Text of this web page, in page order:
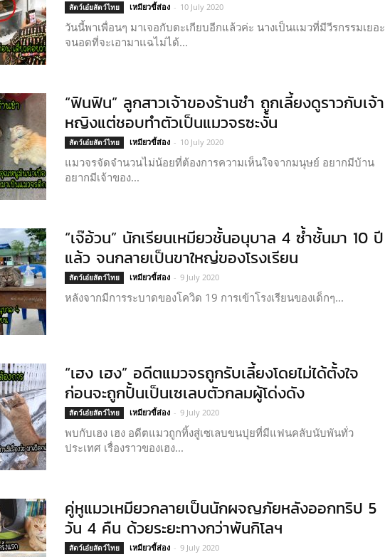
สัตว์เอ๋ยสัตว์ไทย เหมียวขี้ส่อง - 10 July 2020
วันนี้พาเพื่อนๆ มาเจอกับตะเกียบอีกแล้วค่ะ นางเป็นแมวที่มีวีรกรรมเยอะ
จนอดที่จะเอามาแฉไม่ได้...
“ฟินฟิน” ลูกสาวเจ้าของร้านชำ ถูกเลี้ยงดูราวกับเจ้า
หญิงแต่ชอบทำตัวเป็นแมวจรซะงั้น
สัตว์เอ๋ยสัตว์ไทย เหมียวขี้ส่อง - 10 July 2020
แมวจรจัดจำนวนไม่น้อยที่ต้องการความเห็นใจจากมนุษย์ อยากมีบ้าน
อยากมีเจ้าของ...
“เจ๊อ้วน” นักเรียนเหมียวชั้นอนุบาล 4 ซ้ำชั้นมา 10 ปี
แล้ว จนกลายเป็นขาใหญ่ของโรงเรียน
สัตว์เอ๋ยสัตว์ไทย เหมียวขี้ส่อง - 9 July 2020
หลังจากมีการระบาดของโควิด 19 การเข้าโรงเรียนของเด็กๆ...
“เฮง เฮง” อดีตแมวจรถูกรับเลี้ยงโดยไม่ได้ตั้งใจ
ก่อนจะถูกปั้นเป็นเซเลบตัวกลมผู้โด่งดัง
สัตว์เอ๋ยสัตว์ไทย เหมียวขี้ส่อง - 9 July 2020
พบกับเฮง เฮง อดีตแมวถูกทิ้งสู่เซเลบขนปุยที่มีแฟนคลับนับพันทั่ว
ประเทศ เรื่องราวของเฮง...
คู่หูแมวเหมียวกลายเป็นนักผจญภัยหลังออกทริป 5
วัน 4 คืน ด้วยระยะทางกว่าพันกิโลฯ
สัตว์เอ๋ยสัตว์ไทย เหมียวขี้ส่อง - 9 July 2020